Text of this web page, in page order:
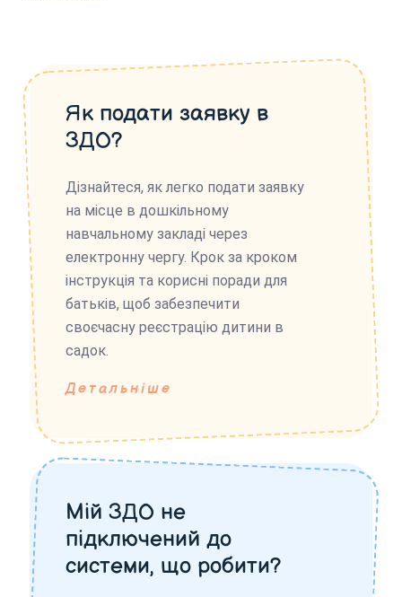
Як подати заявку в
ЗДО?
Дізнайтеся, як легко подати заявку
на місце в дошкільному
навчальному закладі через
електронну чергу. Крок за кроком
інструкція та корисні поради для
батьків, щоб забезпечити
своєчасну реєстрацію дитини в
садок.
Детальніше
Мій ЗДО не
підключений до
системи, що робити?